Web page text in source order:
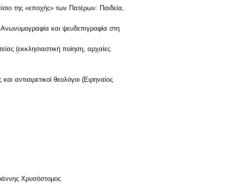
της «εποχής» των Πατέρων: Παιδεία,
Ανωνυμογραφία και ψευδεπιγραφία στη
(εκκλησιαστική ποίηση, αρχαίες
αντιαιρετικοί θεολόγοι (Ειρηναίος
Χρυσόστομος